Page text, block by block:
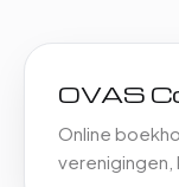
OVAS
Online
verenigingen,